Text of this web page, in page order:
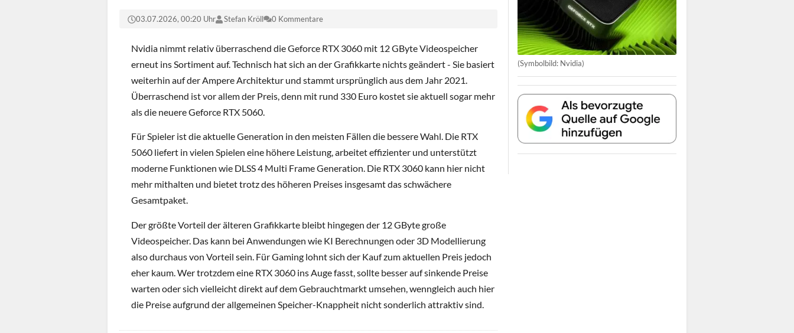
03.07.2026, 00:20 Uhr Stefan Kröll 0 Kommentare
Nvidia nimmt relativ überraschend die Geforce RTX 3060 mit 12 GByte Videospeicher
erneut ins Sortiment auf. Technisch hat sich an der Grafikkarte nichts geändert - Sie basiert
weiterhin auf der Ampere Architektur und stammt ursprünglich aus dem Jahr 2021.
Überraschend ist vor allem der Preis, denn mit rund 330 Euro kostet sie aktuell sogar mehr
als die neuere Geforce RTX 5060.
Für Spieler ist die aktuelle Generation in den meisten Fällen die bessere Wahl. Die RTX
5060 liefert in vielen Spielen eine höhere Leistung, arbeitet effizienter und unterstützt
moderne Funktionen wie DLSS 4 Multi Frame Generation. Die RTX 3060 kann hier nicht
mehr mithalten und bietet trotz des höheren Preises insgesamt das schwächere
Gesamtpaket.
Der größte Vorteil der älteren Grafikkarte bleibt hingegen der 12 GByte große
Videospeicher. Das kann bei Anwendungen wie KI Berechnungen oder 3D Modellierung
also durchaus von Vorteil sein. Für Gaming lohnt sich der Kauf zum aktuellen Preis jedoch
eher kaum. Wer trotzdem eine RTX 3060 ins Auge fasst, sollte besser auf sinkende Preise
warten oder sich vielleicht direkt auf dem Gebrauchtmarkt umsehen, wenngleich auch hier
die Preise aufgrund der allgemeinen Speicher-Knappheit nicht sonderlich attraktiv sind.
(Symbolbild: Nvidia)